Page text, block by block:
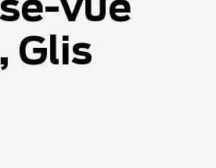
vue
Glis